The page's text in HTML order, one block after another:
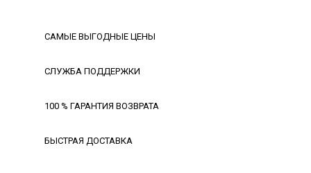
САМЫЕ ВЫГОДНЫЕ ЦЕНЫ
СЛУЖБА ПОДДЕРЖКИ
100 % ГАРАНТИЯ ВОЗВРАТА
БЫСТРАЯ ДОСТАВКА